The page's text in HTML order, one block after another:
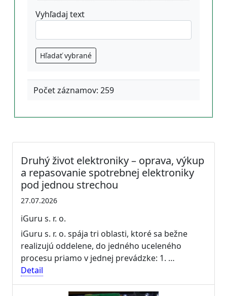
Vyhľadaj text
Hľadať vybrané
Počet záznamov: 259
Druhý život elektroniky – oprava, výkup
a repasovanie spotrebnej elektroniky
pod jednou strechou
27.07.2026
iGuru s. r. o.
iGuru s. r. o. spája tri oblasti, ktoré sa bežne
realizujú oddelene, do jedného uceleného
procesu priamo v jednej prevádzke: 1. …
Detail